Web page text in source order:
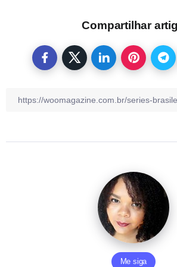
Compartilhar
Me siga